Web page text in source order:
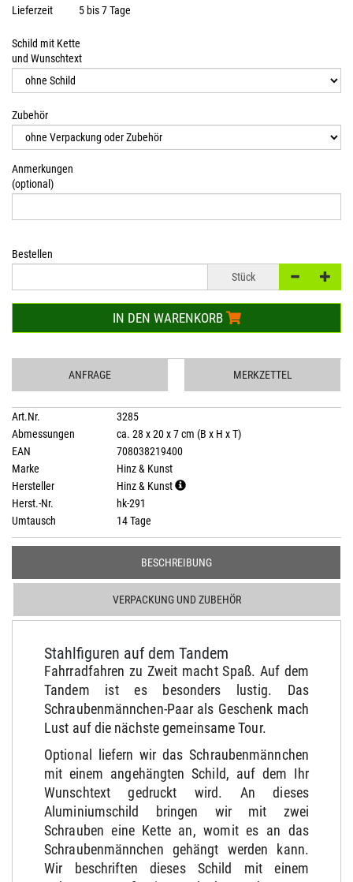
Lieferzeit 5 bis 7 Tage
Schild mit Kette
und Wunschtext
Zubehör
Anmerkungen
(optional)
Bestellen
Stück
IN DEN WARENKORB
ANFRAGE MERKZETTEL
Art.Nr.
3285
Abmessungen
ca. 28 x 20 x 7 cm (B x H x T)
EAN
708038219400
Marke
Hinz & Kunst
Hersteller
Hinz & Kunst
Herst.-Nr.
hk-291
Umtausch
14 Tage
BESCHREIBUNG
VERPACKUNG UND ZUBEHÖR
Stahlfiguren auf dem Tandem
Fahrradfahren zu Zweit macht Spaß. Auf dem
Tandem ist es besonders lustig. Das
Schraubenmännchen-Paar als Geschenk mach
Lust auf die nächste gemeinsame Tour.
Optional liefern wir das Schraubenmännchen
mit einem angehängten Schild, auf dem Ihr
Wunschtext gedruckt wird. An dieses
Aluminiumschild bringen wir mit zwei
Schrauben eine Kette an, womit es an das
Schraubenmännchen gehängt werden kann.
Wir beschriften dieses Schild mit einem